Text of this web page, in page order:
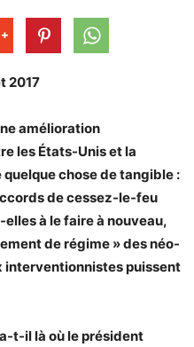
2017
amélioration
les États-Unis et la
chose de tangible :
de cessez-le-feu
à le faire à nouveau,
de régime » des néo-
interventionnistes puissent
t-il là où le président